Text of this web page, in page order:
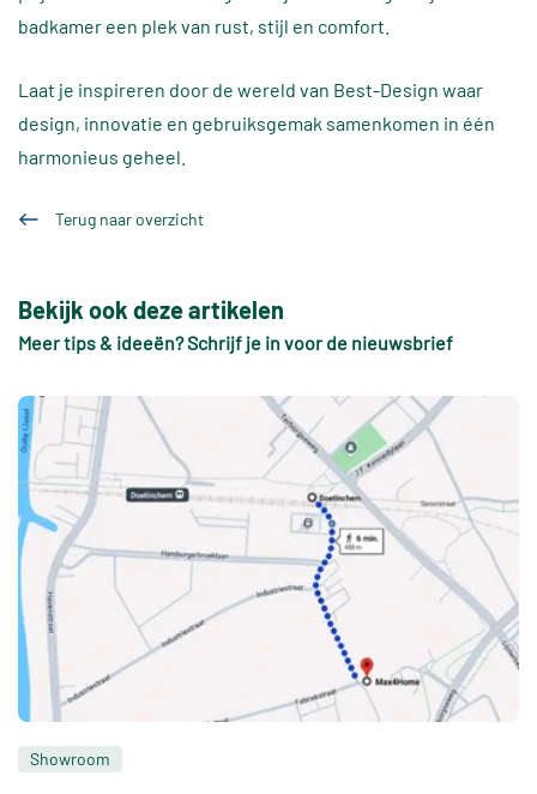
badkamer een plek van rust, stijl en comfort.
Laat je inspireren door de wereld van Best-Design waar
design, innovatie en gebruiksgemak samenkomen in één
harmonieus geheel.
Terug naar overzicht
Bekijk ook deze artikelen
Meer tips & ideeën? Schrijf je in voor de nieuwsbrief
Showroom